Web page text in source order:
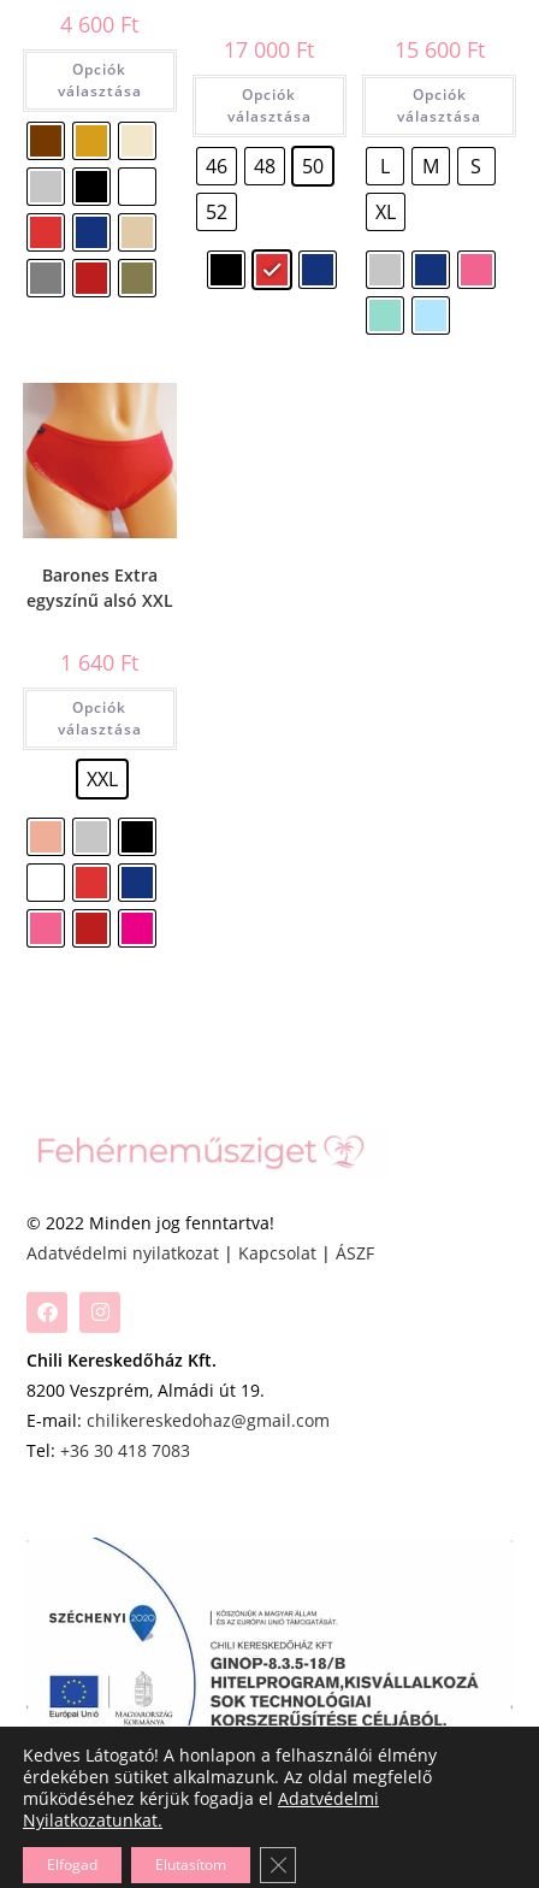
4 600 Ft
Opciók
választása
17 000 Ft
Opciók
választása
46 48
50
52
15 600 Ft
Opciók
választása
L M
S
XL
Barones Extra
egyszínű alsó XXL
1 640 Ft
Opciók
választása
XXL
© 2022 Minden jog fenntartva!
Adatvédelmi nyilatkozat | Kapcsolat |ÁSZF
Chili Kereskedőház Kft.
8200 Veszprém, Almádi út 19.
E-mail:chilikereskedohaz@gmail.com
Tel:+36 30 418 7083
Kedves Látogató! A honlapon a felhasználói élmény
érdekében sütiket alkalmazunk. Az oldal megfelelő
működéséhez kérjük fogadja el Adatvédelmi
Nyilatkozatunkat.
Elfogad Elutasítom Close GDPR Cookie Banner